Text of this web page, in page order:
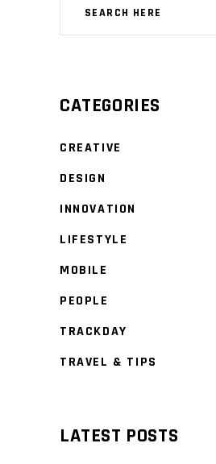
CATEGORIES
CREATIVE
DESIGN
INNOVATION
LIFESTYLE
MOBILE
PEOPLE
TRACKDAY
TRAVEL & TIPS
LATEST POSTS